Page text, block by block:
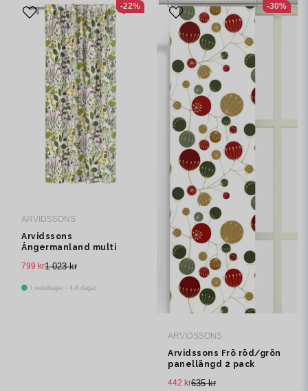
ARVIDSSONS
Arvidssons
Ångermanland multi
1 023 kr
799 kr
I webblager - 4-8 dagar
-22%
ARVIDSSONS
Arvidssons Frö röd/grön
panellängd 2 pack
635 kr
442 kr
-30%